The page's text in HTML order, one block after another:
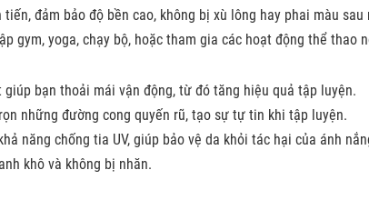
đảm bảo độ bền cao, không bị xù lông hay phai màu
gym, yoga, chạy bộ, hoặc tham gia các hoạt động thể thao
bạn thoải mái vận động, từ đó tăng hiệu quả tập luyện.
những đường cong quyến rũ, tạo sự tự tin khi tập luyện.
năng chống tia UV, giúp bảo vệ da khỏi tác hại của ánh
khô và không bị nhăn.